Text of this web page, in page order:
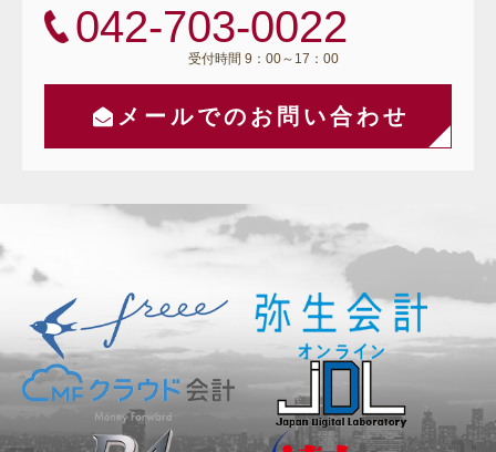
042-703-0022
受付時間 9：00～17：00
メールでのお問い合わせ